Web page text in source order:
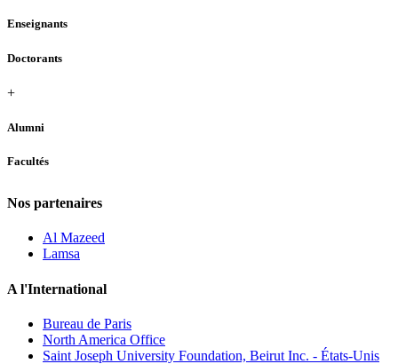
Enseignants
Doctorants
+
Alumni
Facultés
Nos partenaires
Al Mazeed
Lamsa
A l'International
Bureau de Paris
North America Office
Saint Joseph University Foundation, Beirut Inc. - États-Unis